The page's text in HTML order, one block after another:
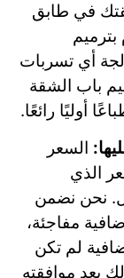
في طابق
بترميم
أي تسربات
باب الشقة
أوليًا رائعًا.
السعر
الذي
نحن نضمن
مفاجئة،
لم تكن
بعد موافقته